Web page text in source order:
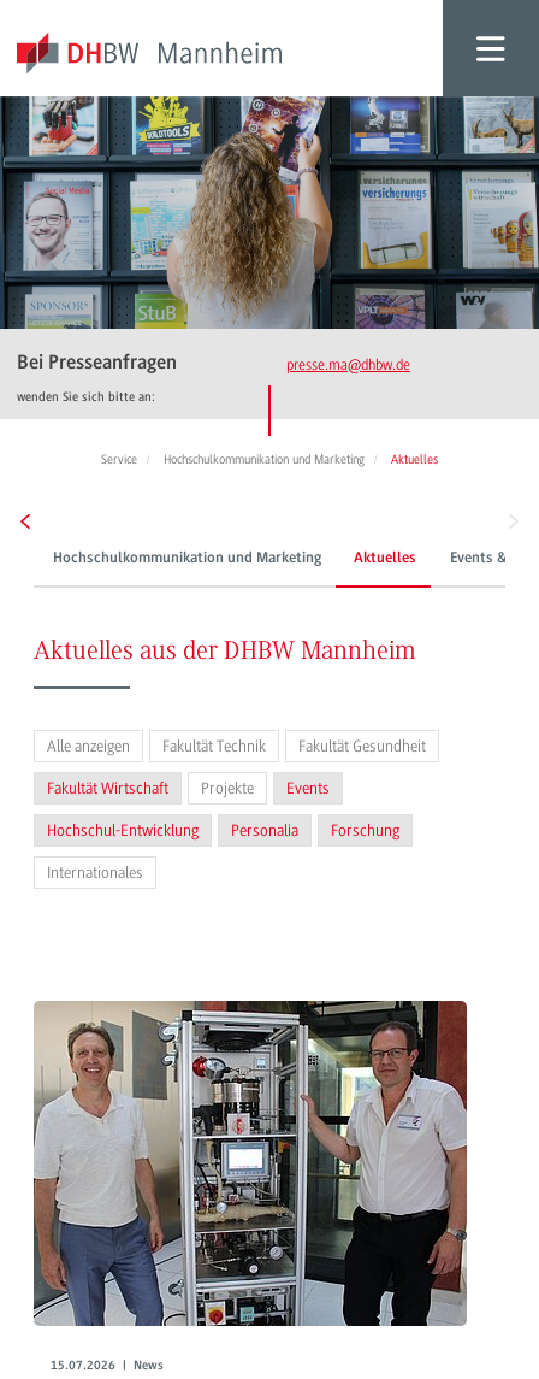
Bei Presseanfragen
wenden Sie sich bitte an:
presse.ma@dhbw.de
Service Hochschulkommunikation und Marketing Aktuelles
Hochschulkommunikation und Marketing Aktuelles Events &
Aktuelles aus der DHBW Mannheim
Alle anzeigen Fakultät Technik Fakultät Gesundheit
Fakultät Wirtschaft Projekte Events
Hochschul-Entwicklung Personalia Forschung
Internationales
15.07.2026 | News